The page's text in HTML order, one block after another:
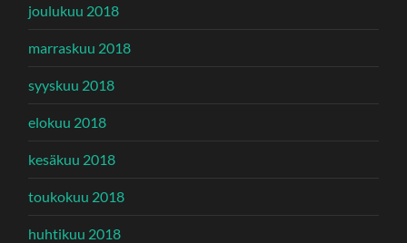
joulukuu 2018
marraskuu 2018
syyskuu 2018
elokuu 2018
kesäkuu 2018
toukokuu 2018
huhtikuu 2018